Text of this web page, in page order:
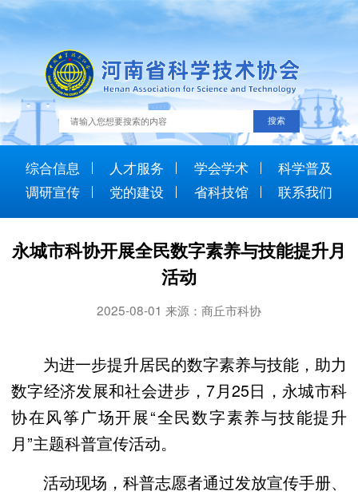
综合信息 人才服务 学会学术
科学普及
调研宣传
党的建设 省科技馆 联系我们
永城市科协开展全民数字素养与技能提升月
活动
2025-08-01 来源：商丘市科协
为进一步提升居民的数字素养与技能，助力
数字经济发展和社会进步，7月25日，永城市科
协在风筝广场开展“全民数字素养与技能提升
月”主题科普宣传活动。
活动现场，科普志愿者通过发放宣传手册、